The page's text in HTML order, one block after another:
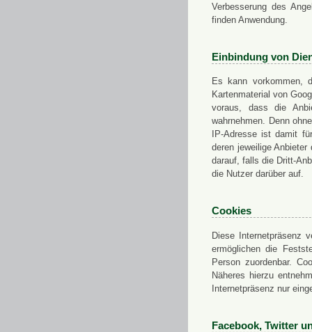
Verbesserung des
finden Anwendung.
Einbindung von
Es kann vorkommen,
Kartenmaterial von
voraus, dass die
wahrnehmen. Denn
IP-Adresse ist damit
deren jeweilige
darauf, falls die Dritt-
die Nutzer darüber auf.
Cookies
Diese Internetpräsenz
ermöglichen die
Person zuordenbar.
Näheres hierzu
Internetpräsenz nur
Facebook, Twitter